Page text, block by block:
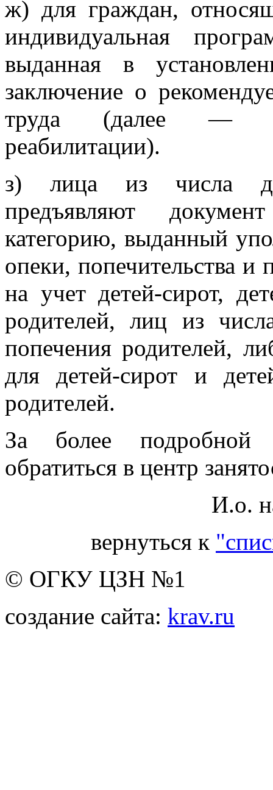
ж) для граждан,
индивидуальная
выданная в
заключение о
труда (далее —
реабилитации).
з) лица из числа
предъявляют
категорию, выданный
опеки, попечительства и
на учет детей-сирот,
родителей, лиц из
попечения родителей,
для детей-сирот и
родителей.
За более подробной
обратиться в центр
И.о.
вернуться к
© ОГКУ ЦЗН №1
создание сайта: krav.ru